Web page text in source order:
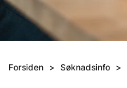
Forsiden Søknadsinfo